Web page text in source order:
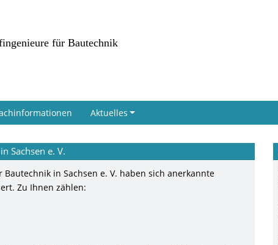
für Bautechnik
Aktuelles
Sachsen e. V.
in Sachsen e. V. haben sich anerkannte
Zu Ihnen zählen: